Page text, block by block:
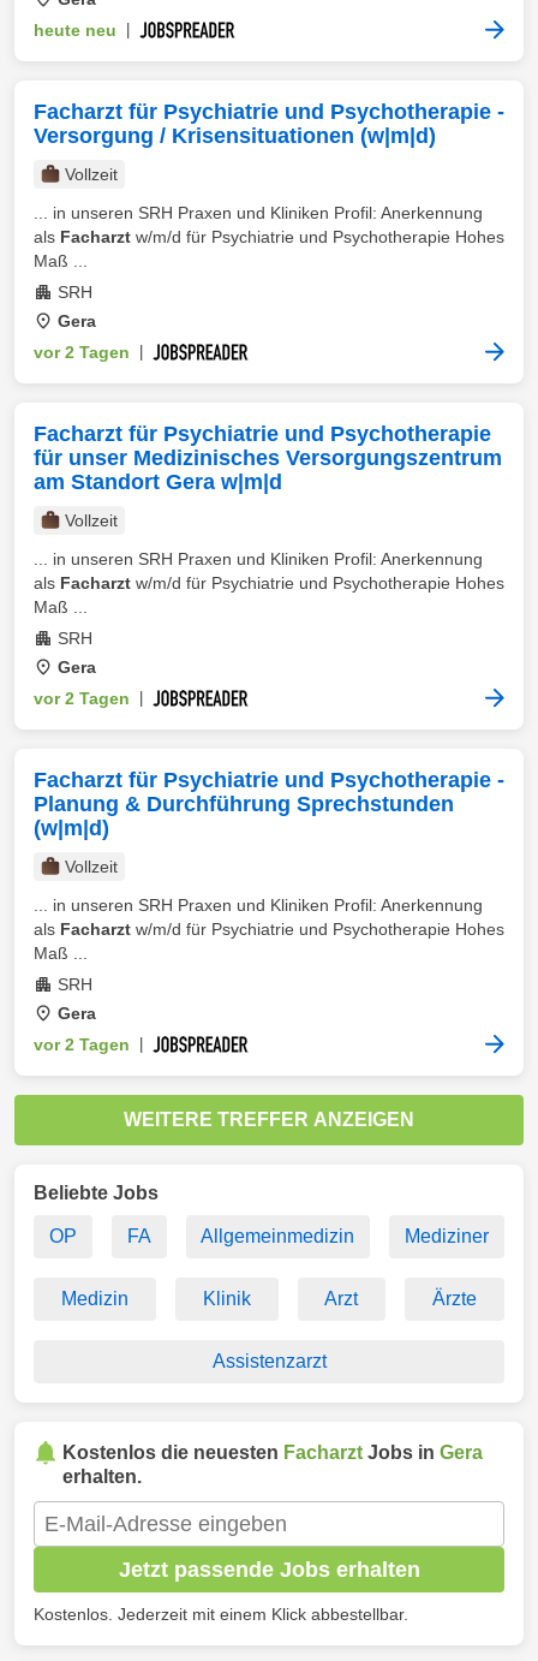
heute neu
Facharzt für Psychiatrie und Psychotherapie -
Versorgung / Krisensituationen (w|m|d)
Vollzeit
... in unseren SRH Praxen und Kliniken Profil: Anerkennung
als Facharzt w/m/d für Psychiatrie und Psychotherapie Hohes
Maß ...
SRH
Gera
vor 2 Tagen
Facharzt für Psychiatrie und Psychotherapie
für unser Medizinisches Versorgungszentrum
am Standort Gera w|m|d
Vollzeit
... in unseren SRH Praxen und Kliniken Profil: Anerkennung
als Facharzt w/m/d für Psychiatrie und Psychotherapie Hohes
Maß ...
SRH
Gera
vor 2 Tagen
Facharzt für Psychiatrie und Psychotherapie -
Planung & Durchführung Sprechstunden
(w|m|d)
Vollzeit
... in unseren SRH Praxen und Kliniken Profil: Anerkennung
als Facharzt w/m/d für Psychiatrie und Psychotherapie Hohes
Maß ...
SRH
Gera
vor 2 Tagen
WEITERE TREFFER ANZEIGEN
Beliebte Jobs
OP FA Allgemeinmedizin Mediziner
Medizin Klinik Arzt Ärzte
Assistenzarzt
Kostenlos die neuesten Facharzt Jobs in Gera
erhalten.
Jetzt passende Jobs erhalten
Kostenlos. Jederzeit mit einem Klick abbestellbar.